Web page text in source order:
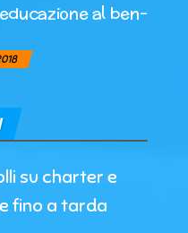
al ben-
su charter e
fino a tarda